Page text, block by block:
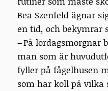
Bea Szenfeld ägnar
en tid, och bekymrar
– På lördagsmorgnar
man som är
fyller på fågelhusen
som har koll på vilka